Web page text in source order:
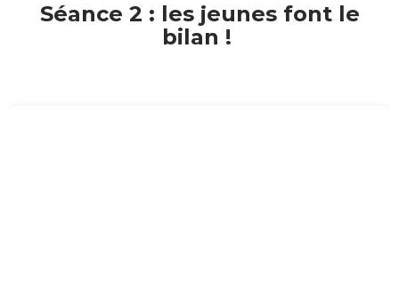
Séance 2 : les jeunes font le
bilan !